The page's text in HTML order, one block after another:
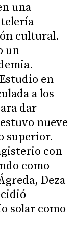
una
cultural.
un
en
a los
dar
nueve
superior.
con
como
Deza
solar como